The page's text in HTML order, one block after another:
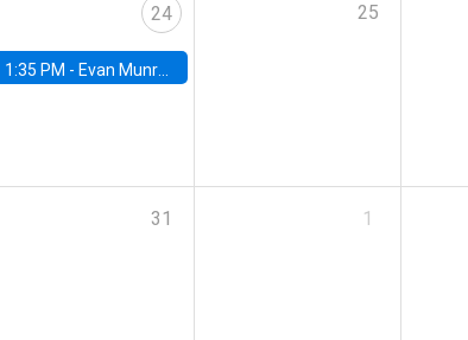
24
1:35 PM - Evan Munro, Neyman Visiting Assistant Professor in the Department of Statistics at UC Berkeley
25
31 1